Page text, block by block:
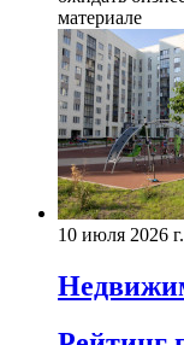
материале
10 июля 2026